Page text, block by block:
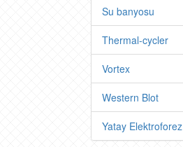
Su banyosu
Thermal-cycler
Vortex
Western Blot
Yatay Elektroforez